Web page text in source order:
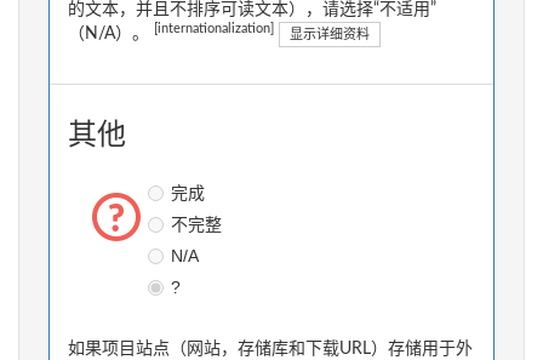
的文本，并且不排序可读文本），请选择“不适用”
（N/A）。
[internationalization] 显示详细资料
其他
完成
不完整
N/A
?
如果项目站点（网站，存储库和下载URL）存储用于外